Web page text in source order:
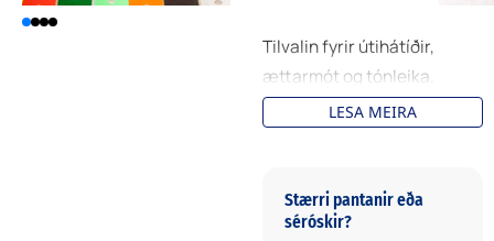
Tilvalin fyrir útihátíðir,
ættarmót og tónleika.
1 prentlitur í boði.
Prentflötur er 8,5 x 1 sm.
LESA MEIRA
Stærri pantanir eða
séróskir?